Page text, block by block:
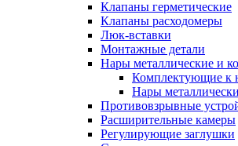
Клапаны герметические
Клапаны расходомеры
Люк-вставки
Монтажные детали
Нары металлические и
Комплектующие к
Нары
Противовзрывные
Расширительные камеры
Регулирующие заглушки